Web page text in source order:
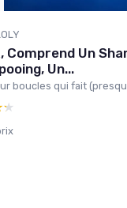
Comprend Un
Un...
boucles qui fait